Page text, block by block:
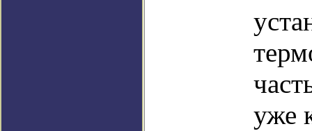
уже